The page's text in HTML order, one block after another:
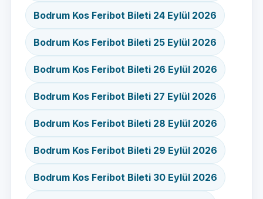
Bodrum Kos Feribot Bileti 24 Eylül 2026
Bodrum Kos Feribot Bileti 25 Eylül 2026
Bodrum Kos Feribot Bileti 26 Eylül 2026
Bodrum Kos Feribot Bileti 27 Eylül 2026
Bodrum Kos Feribot Bileti 28 Eylül 2026
Bodrum Kos Feribot Bileti 29 Eylül 2026
Bodrum Kos Feribot Bileti 30 Eylül 2026